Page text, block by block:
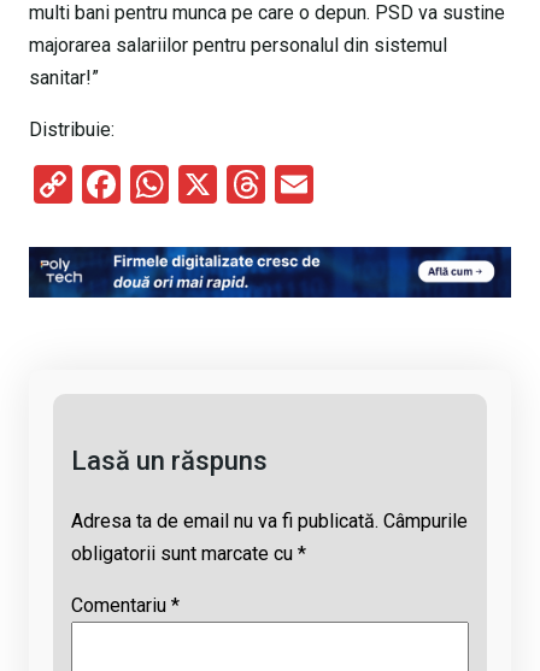
multi bani pentru munca pe care o depun. PSD va sustine
majorarea salariilor pentru personalul din sistemul
sanitar!”
Distribuie:
C
py
Li
F
ce
b
W
at
s
X
T
e
a
ail
Lasă un răspuns
Adresa ta de email nu va fi publicată. Câmpurile
obligatorii sunt marcate cu *
Comentariu *